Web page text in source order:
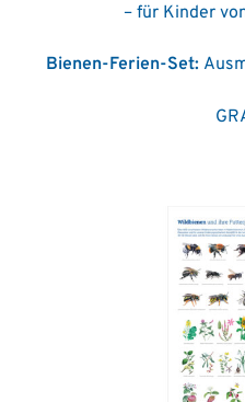
– für Kinder
Bienen-Ferien-Set: